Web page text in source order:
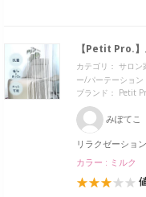
【Petit Pro.】
カテゴリ： サロン
ー/パーテーション
ブランド： Petit
みぽてこ
リラクゼーショ
カラー : ミルク